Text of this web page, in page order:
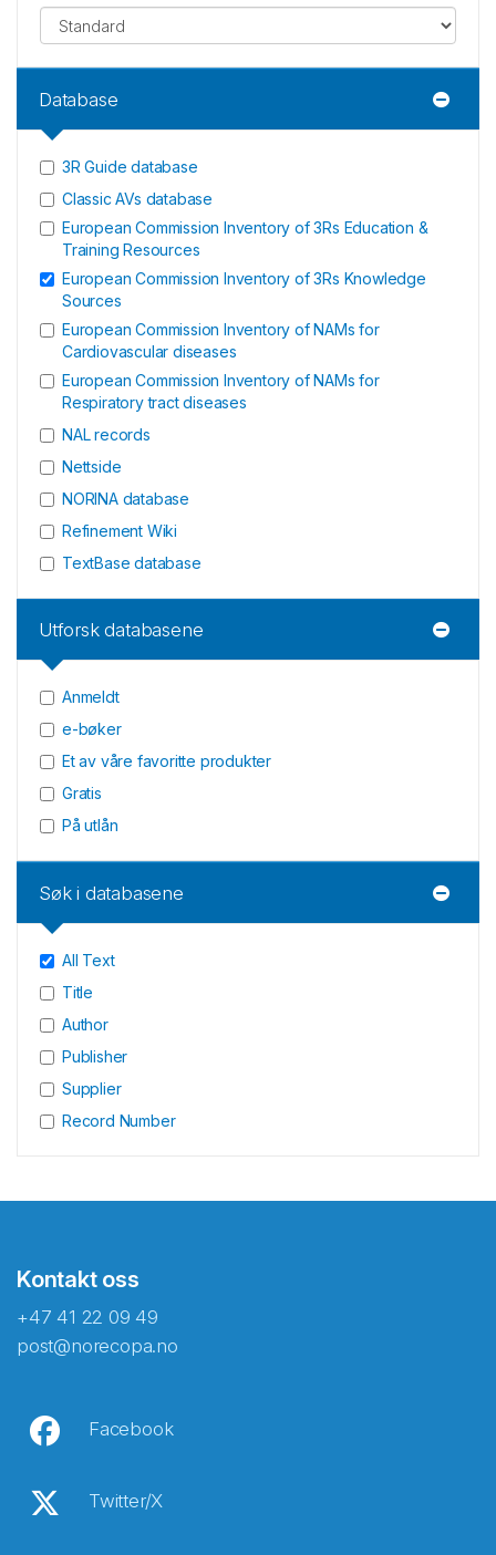
Database
3R Guide database
Classic AVs database
European Commission Inventory of 3Rs Education &
Training Resources
European Commission Inventory of 3Rs Knowledge
Sources
European Commission Inventory of NAMs for
Cardiovascular diseases
European Commission Inventory of NAMs for
Respiratory tract diseases
NAL records
Nettside
NORINA database
Refinement Wiki
TextBase database
Utforsk databasene
Anmeldt
e-bøker
Et av våre favoritte produkter
Gratis
På utlån
Søk i databasene
All Text
Title
Author
Publisher
Supplier
Record Number
Kontakt oss
+47 41 22 09 49
post@norecopa.no
Facebook
Twitter/X